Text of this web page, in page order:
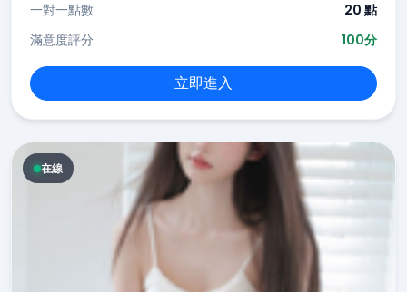
一對一點數
20 點
滿意度評分
100分
立即進入
在線